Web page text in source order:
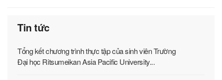
Tin tức
Tổng kết chương trình thực tập của sinh viên Trường
Đại học Ritsumeikan Asia Pacific University...